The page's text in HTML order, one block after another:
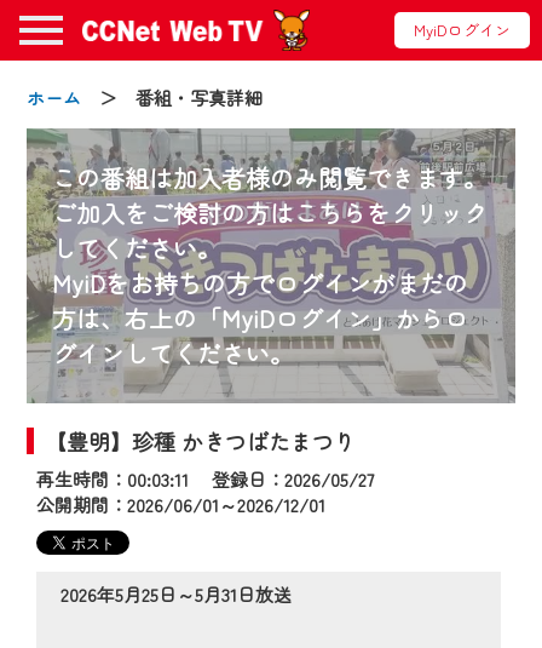
MyiDログイン
ホーム ＞ 番組・写真詳細
この番組は加入者様のみ閲覧できます。
ご加入をご検討の方はこちらをクリック
してください。
MyiDをお持ちの方でログインがまだの
方は、右上の「MyiDログイン」からロ
グインしてください。
【豊明】珍種 かきつばたまつり
再生時間：00:03:11 登録日：2026/05/27
公開期間：2026/06/01～2026/12/01
2026年5月25日～5月31日放送
お知らせ
2024/09/02
動画配信サービス『CCNet Web TV』は2024
年9月24日からリニューアルします！
【変更点】
◆デザイン変更により、お住まいの地域
の動画コンテンツが一目瞭然。
◆当社アプリやＰＣブラウザから、いつ
でも・どこでも・外出先でも！